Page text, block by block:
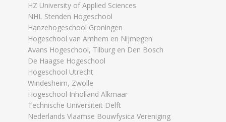
HZ University of Applied Sciences
NHL Stenden Hogeschool
Hanzehogeschool Groningen
Hogeschool van Arnhem en Nijmegen
Avans Hogeschool, Tilburg en Den Bosch
De Haagse Hogeschool
Hogeschool Utrecht
Windesheim, Zwolle
Hogeschool Inholland Alkmaar
Technische Universiteit Delft
Nederlands Vlaamse Bouwfysica Vereniging